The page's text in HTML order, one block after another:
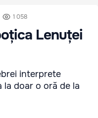
1 058
Lenuței
interprete
la doar o oră de la